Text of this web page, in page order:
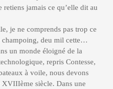
jamais ce qu’elle dit au
je ne comprends pas trop ce
champoing, deu mil cette…
un monde éloigné de la
repris Contesse,
à voile, nous devons
siècle. Dans une